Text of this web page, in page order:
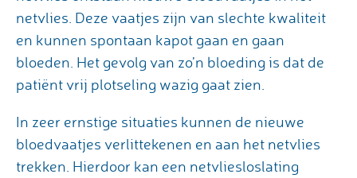
netvlies. Deze vaatjes zijn van slechte kwaliteit
en kunnen spontaan kapot gaan en gaan
bloeden. Het gevolg van zo’n bloeding is dat de
patiënt vrij plotseling wazig gaat zien.
In zeer ernstige situaties kunnen de nieuwe
bloedvaatjes verlittekenen en aan het netvlies
trekken. Hierdoor kan een netvliesloslating